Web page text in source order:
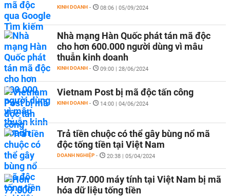
KINH DOANH - 08:06 | 05/09/2024
Nhà mạng Hàn Quốc phát tán mã độc
cho hơn 600.000 người dùng vì mâu
thuẫn kinh doanh
KINH DOANH - 09:00 | 28/06/2024
Vietnam Post bị mã độc tấn công
KINH DOANH - 14:00 | 04/06/2024
Trả tiền chuộc có thể gây bùng nổ mã
độc tống tiền tại Việt Nam
DOANH NGHIỆP - 20:38 | 05/04/2024
Hơn 77.000 máy tính tại Việt Nam bị mã
hóa dữ liệu tống tiền